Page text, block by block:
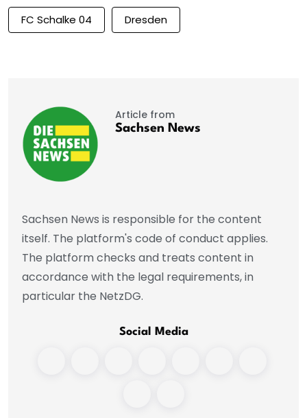
FC Schalke 04 Dresden
Article from
Sachsen News
Sachsen News is responsible for the content
itself. The platform's code of conduct applies.
The platform checks and treats content in
accordance with the legal requirements, in
particular the NetzDG.
Social Media